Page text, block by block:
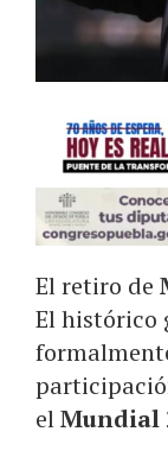
El retiro de
El histórico
elMundial